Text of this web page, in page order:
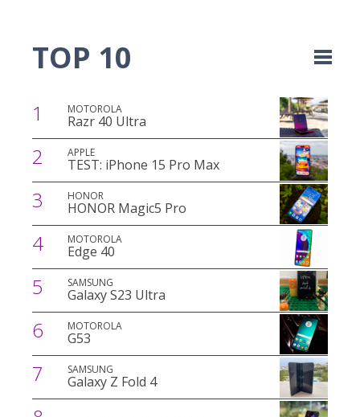
TOP 10
1 MOTOROLA
Razr 40 Ultra
2 APPLE
TEST: iPhone 15 Pro Max
3 HONOR
HONOR Magic5 Pro
4 MOTOROLA
Edge 40
5 SAMSUNG
Galaxy S23 Ultra
6 MOTOROLA
G53
7 SAMSUNG
Galaxy Z Fold 4